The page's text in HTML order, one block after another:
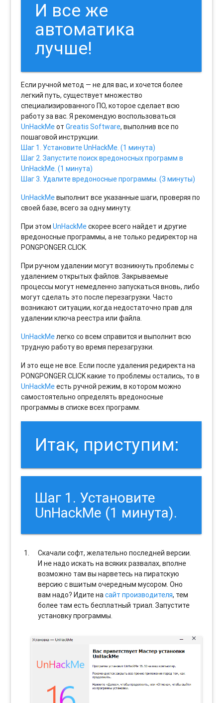
И все же
автоматика
лучше!
Если ручной метод — не для вас, и хочется более
легкий путь, существует множество
специализированного ПО, которое сделает всю
работу за вас. Я рекомендую воспользоваться
UnHackMeотGreatis Software, выполнив все по
пошаговой инструкции.
Шаг 1. Установите UnHackMe. (1 минута)
Шаг 2. Запустите поиск вредоносных программ в
UnHackMe. (1 минута)
Шаг 3. Удалите вредоносные программы. (3 минуты)
UnHackMeвыполнит все указанные шаги, проверяя по
своей базе, всего за одну минуту.
При этомUnHackMeскорее всего найдет и другие
вредоносные программы, а не только редиректор на
PONGPONGER.CLICK.
При ручном удалении могут возникнуть проблемы с
удалением открытых файлов. Закрываемые
процессы могут немедленно запускаться вновь, либо
могут сделать это после перезагрузки. Часто
возникают ситуации, когда недостаточно прав для
удалении ключа реестра или файла.
UnHackMeлегко со всем справится и выполнит всю
трудную работу во время перезагрузки.
И это еще не все. Если после удаления редиректа на
PONGPONGER.CLICK какие то проблемы остались, то в
UnHackMeесть ручной режим, в котором можно
самостоятельно определять вредоносные
программы в списке всех программ.
Итак, приступим:
Шаг 1. Установите
UnHackMe (1 минута).
Скачали софт, желательно последней версии.
И не надо искать на всяких развалах, вполне
возможно там вы нарветесь на пиратскую
версию с вшитым очередным мусором. Оно
вам надо? Идите насайт производителя, тем
более там есть бесплатный триал. Запустите
установку программы.